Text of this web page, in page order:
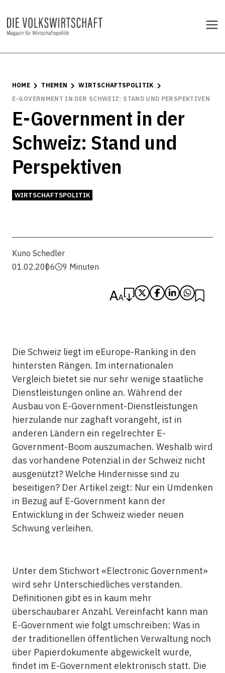
HOME THEMEN
WIRTSCHAFTSPOLITIK
E-GOVERNMENT IN DER SCHWEIZ: STAND UND PERSPEKTIVEN
E-Government in der
Schweiz: Stand und
Perspektiven
WIRTSCHAFTSPOLITIK
Kuno Schedler
01.02.2006
9 Minuten
Die Schweiz liegt im eEurope-Ranking in den
hintersten Rängen. Im internationalen
Vergleich bietet sie nur sehr wenige staatliche
Dienstleistungen online an. Während der
Ausbau von E-Government-Dienstleistungen
hierzulande nur zaghaft vorangeht, ist in
anderen Ländern ein regelrechter E-
Government-Boom auszumachen. Weshalb wird
das vorhandene Potenzial in der Schweiz nicht
ausgenützt? Welche Hindernisse sind zu
beseitigen? Der Artikel zeigt: Nur ein Umdenken
in Bezug auf E-Government kann der
Entwicklung in der Schweiz wieder neuen
Schwung verleihen.
Unter dem Stichwort «Electronic Government»
wird sehr Unterschiedliches verstanden.
Definitionen gibt es in kaum mehr
überschaubarer Anzahl. Vereinfacht kann man
E-Government wie folgt umschreiben: Was in
der traditionellen öffentlichen Verwaltung noch
über Papierdokumente abgewickelt wurde,
findet im E-Government elektronisch statt. Die